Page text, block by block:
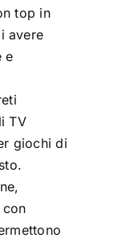
top in
avere
e
TV
giochi di